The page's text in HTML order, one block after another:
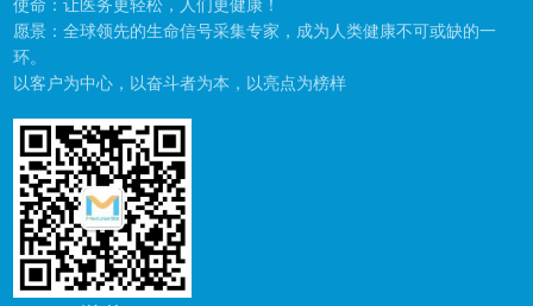
使命：让医务更轻松，人们更健康！
愿景：全球领先的生命信号采集专家，成为人类健康不可或缺的一
环。
以客户为中心，以奋斗者为本，以亮点为榜样